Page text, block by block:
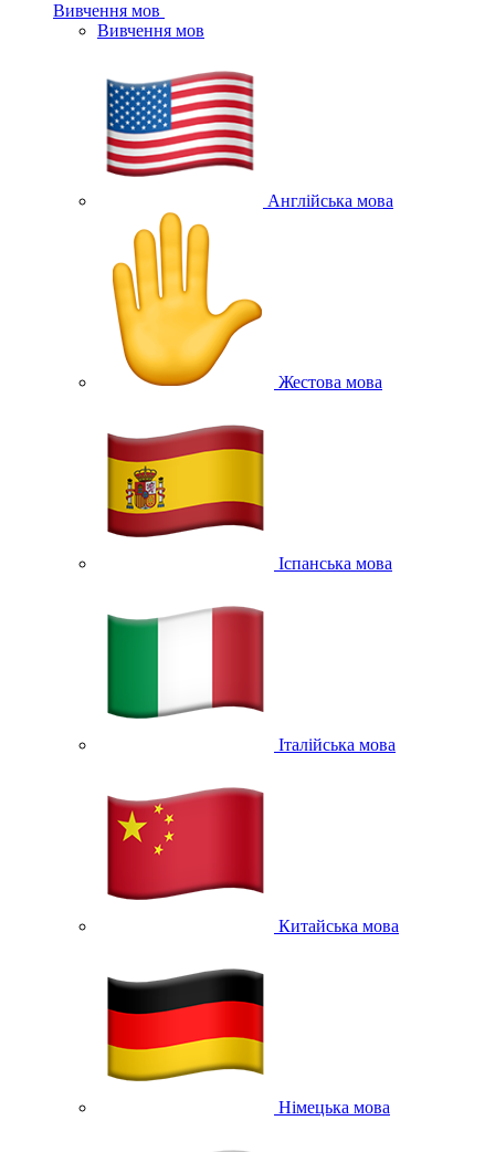
Вивчення мов
Вивчення мов
Англійська мова
Жестова мова
Іспанська мова
Італійська мова
Китайська мова
Німецька мова